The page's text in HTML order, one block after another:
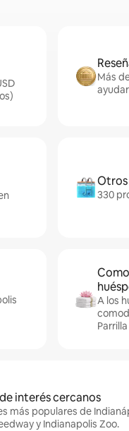
Más
Otros
330
A los
interés cercanos
más populares de
y Indianapolis Zoo.